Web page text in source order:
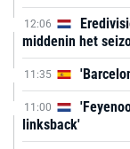
12:06
middenin het
11:35
11:00
linksback'